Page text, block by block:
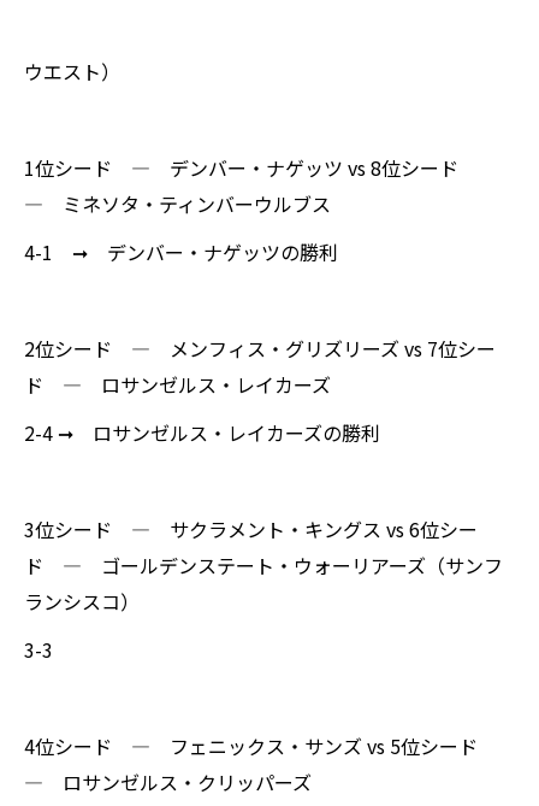
ウエスト）
1位シード ― デンバー・ナゲッツ vs 8位シード
― ミネソタ・ティンバーウルブス
4-1 ➞ デンバー・ナゲッツの勝利
2位シード ― メンフィス・グリズリーズ vs 7位シー
ド ― ロサンゼルス・レイカーズ
2-4 ➞ ロサンゼルス・レイカーズの勝利
3位シード ― サクラメント・キングス vs 6位シー
ド ― ゴールデンステート・ウォーリアーズ（サンフ
ランシスコ）
3-3
4位シード ― フェニックス・サンズ vs 5位シード
― ロサンゼルス・クリッパーズ